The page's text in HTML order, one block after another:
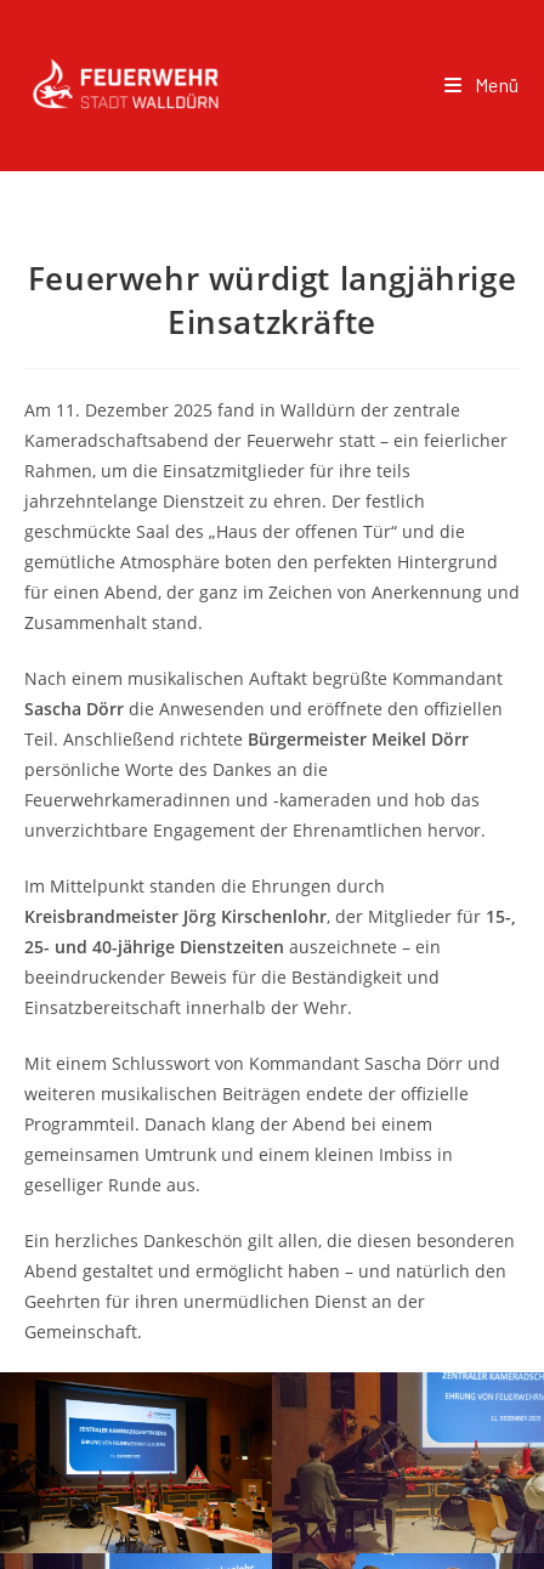
Menü
Feuerwehr würdigt langjährige
Einsatzkräfte
Am 11. Dezember 2025 fand in Walldürn der zentrale
Kameradschaftsabend der Feuerwehr statt – ein feierlicher
Rahmen, um die Einsatzmitglieder für ihre teils
jahrzehntelange Dienstzeit zu ehren. Der festlich
geschmückte Saal des „Haus der offenen Tür“ und die
gemütliche Atmosphäre boten den perfekten Hintergrund
für einen Abend, der ganz im Zeichen von Anerkennung und
Zusammenhalt stand.
Nach einem musikalischen Auftakt begrüßte Kommandant
Sascha Dörr die Anwesenden und eröffnete den offiziellen
Teil. Anschließend richtete Bürgermeister Meikel Dörr
persönliche Worte des Dankes an die
Feuerwehrkameradinnen und -kameraden und hob das
unverzichtbare Engagement der Ehrenamtlichen hervor.
Im Mittelpunkt standen die Ehrungen durch
Kreisbrandmeister Jörg Kirschenlohr, der Mitglieder für 15-,
25- und 40-jährige Dienstzeiten auszeichnete – ein
beeindruckender Beweis für die Beständigkeit und
Einsatzbereitschaft innerhalb der Wehr.
Mit einem Schlusswort von Kommandant Sascha Dörr und
weiteren musikalischen Beiträgen endete der offizielle
Programmteil. Danach klang der Abend bei einem
gemeinsamen Umtrunk und einem kleinen Imbiss in
geselliger Runde aus.
Ein herzliches Dankeschön gilt allen, die diesen besonderen
Abend gestaltet und ermöglicht haben – und natürlich den
Geehrten für ihren unermüdlichen Dienst an der
Gemeinschaft.